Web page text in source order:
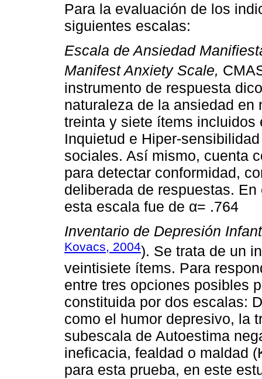
Para la evaluación de los
siguientes escalas:
Escala de Ansiedad
Manifest Anxiety Scale,
instrumento de respuesta
naturaleza de la ansiedad
treinta y siete ítems
Inquietud e Hiper-
sociales. Así mismo, cuenta
para detectar conformidad,
deliberada de respuestas.
esta escala fue de α= .764
Inventario de Depresión
Kovacs, 2004). Se trata de un
veintisiete ítems. Para
entre tres opciones posibles
constituida por dos escalas:
como el humor depresivo, la
subescala de Autoestima
ineficacia, fealdad o maldad
para esta prueba, en este